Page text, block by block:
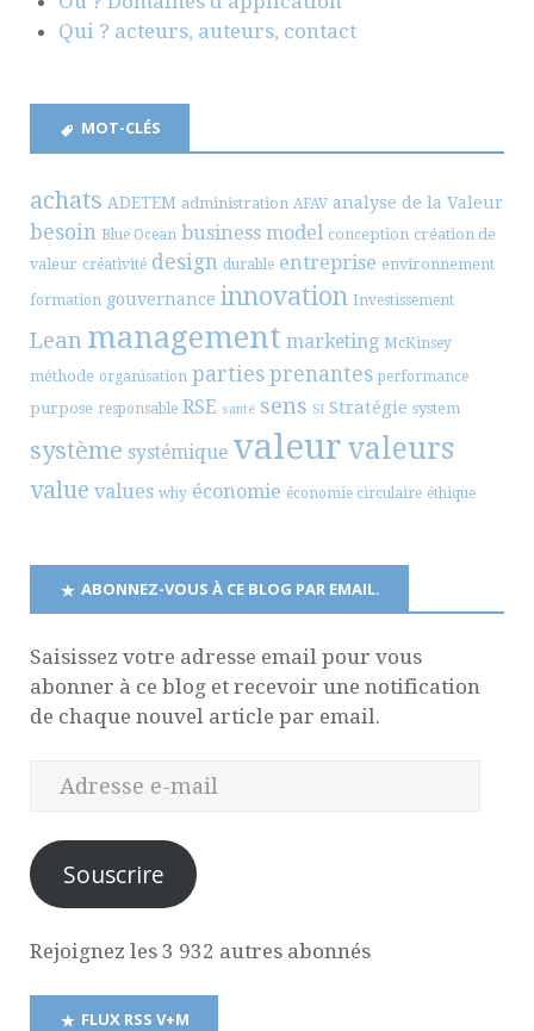
Qui ? acteurs, auteurs, contact
MOT-CLÉS
achats ADETEM administration AFAV analyse de la Valeur
besoin Blue Ocean business model conception création de
valeur créativité design durable entreprise environnement
formation gouvernance innovation Investissement
Lean management marketing McKinsey
méthode organisation parties prenantes performance
purpose responsable RSE santé sens SI Stratégie system
système systémique valeur valeurs
value values why économie économie circulaire éthique
ABONNEZ-VOUS À CE BLOG PAR EMAIL.
Saisissez votre adresse email pour vous
abonner à ce blog et recevoir une notification
de chaque nouvel article par email.
Souscrire
Rejoignez les 3 932 autres abonnés
FLUX RSS V+M